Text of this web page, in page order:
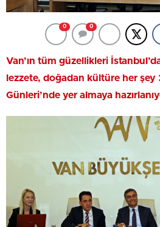
0 0
Van’ın tüm güzellikleri
lezzete, doğadan kültüre her şey
Günleri’nde yer almaya